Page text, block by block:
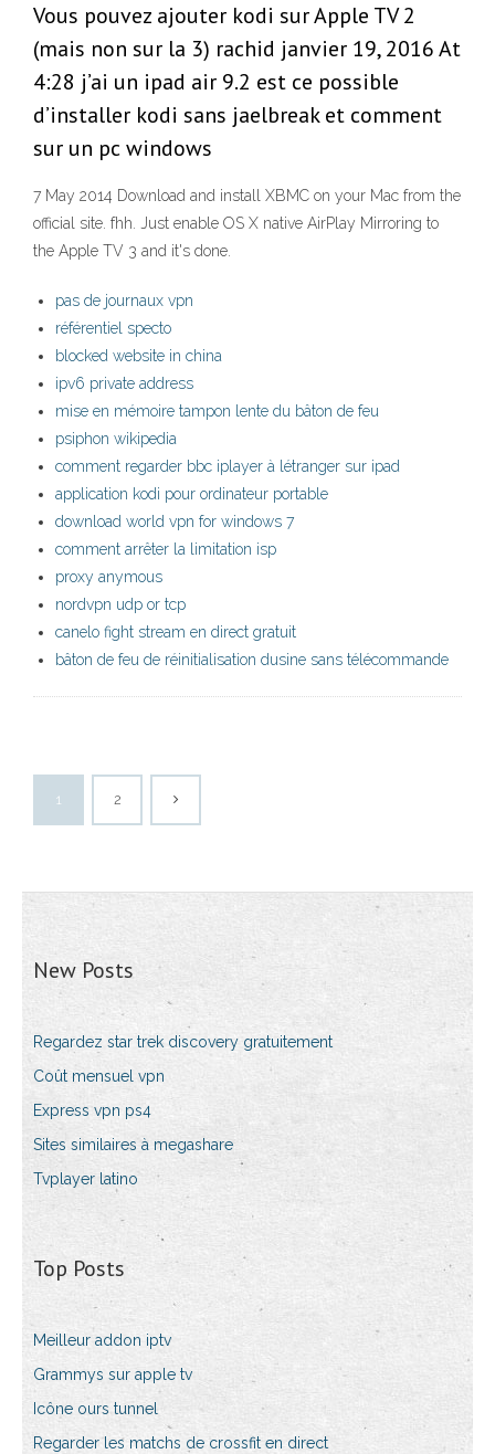
Vous pouvez ajouter kodi sur Apple TV 2
(mais non sur la 3) rachid janvier 19, 2016 At
4:28 j’ai un ipad air 9.2 est ce possible
d’installer kodi sans jaelbreak et comment
sur un pc windows
7 May 2014 Download and install XBMC on your Mac from the
official site. fhh. Just enable OS X native AirPlay Mirroring to
the Apple TV 3 and it's done.
pas de journaux vpn
référentiel specto
blocked website in china
ipv6 private address
mise en mémoire tampon lente du bâton de feu
psiphon wikipedia
comment regarder bbc iplayer à létranger sur ipad
application kodi pour ordinateur portable
download world vpn for windows 7
comment arrêter la limitation isp
proxy anymous
nordvpn udp or tcp
canelo fight stream en direct gratuit
bâton de feu de réinitialisation dusine sans télécommande
1 2
New Posts
Regardez star trek discovery gratuitement
Coût mensuel vpn
Express vpn ps4
Sites similaires à megashare
Tvplayer latino
Top Posts
Meilleur addon iptv
Grammys sur apple tv
Icône ours tunnel
Regarder les matchs de crossfit en direct